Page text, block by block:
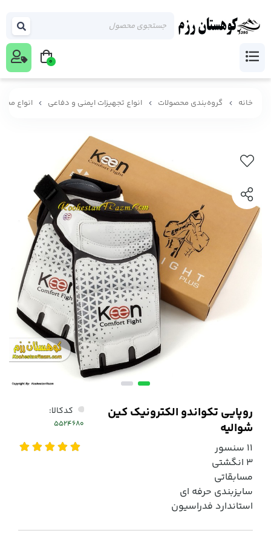
خانه گروه‌بندی محصولات انواع تجهیزات ایمنی و دفاعی انواع
روپایی تکواندو الکترونیک کین
شوالیه
11 سنسور
3 انگشتی
مسابقاتی
سایزبندی حرفه ای
استاندارد فدراسیون
کدکالا:
0